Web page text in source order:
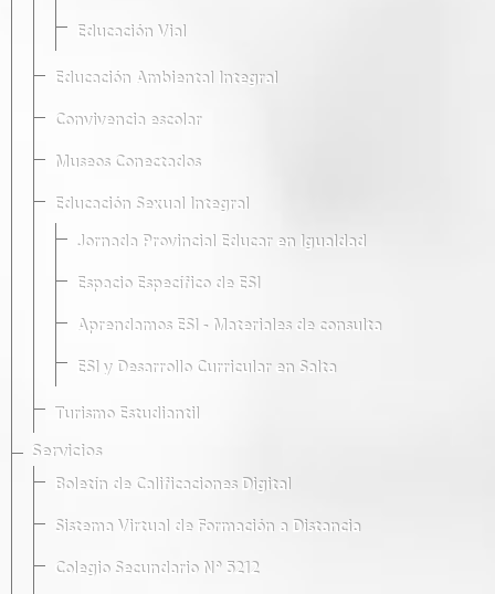
Educación Vial
Educación Ambiental Integral
Convivencia escolar
Museos Conectados
Educación Sexual Integral
Jornada Provincial Educar en Igualdad
Espacio Específico de ESI
Aprendamos ESI - Materiales de consulta
ESI y Desarrollo Curricular en Salta
Turismo Estudiantil
Servicios
Boletín de Calificaciones Digital
Sistema Virtual de Formación a Distancia
Colegio Secundario Nº 5212